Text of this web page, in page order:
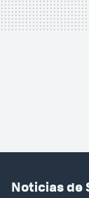
Noticias de